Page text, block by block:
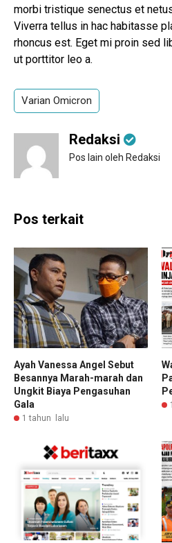
morbi tristique senectus et
Viverra tellus in hac habitasse
rhoncus est. Eget mi proin sed
ut porttitor leo a.
Varian Omicron
Redaksi
Pos lain oleh Redaksi
Pos terkait
Ayah Vanessa Angel Sebut
Besannya Marah-marah dan
Ungkit Biaya Pengasuhan
Gala
1 tahun lalu